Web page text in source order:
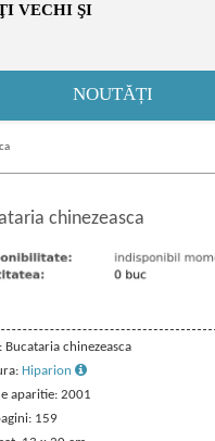
VECHI ŞI
NOUTĂȚI
chinezeasca
Bucataria chinezeasca
Hiparion
aparitie: 2001
159